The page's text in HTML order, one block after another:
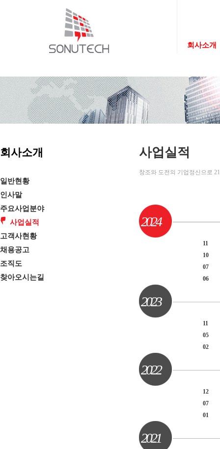
회사소개
회사소개
일반현황
인사말
주요사업분야
사업실적
고객사현황
채용공고
조직도
찾아오시는길
사업실적
창조와 도전의 기업정신으로
2024
11
10
07
06
2023
11
05
02
2022
12
07
01
2021